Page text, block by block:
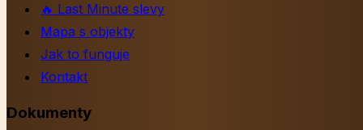
🔥 Last Minute slevy
Mapa s objekty
Jak to funguje
Kontakt
Dokumenty